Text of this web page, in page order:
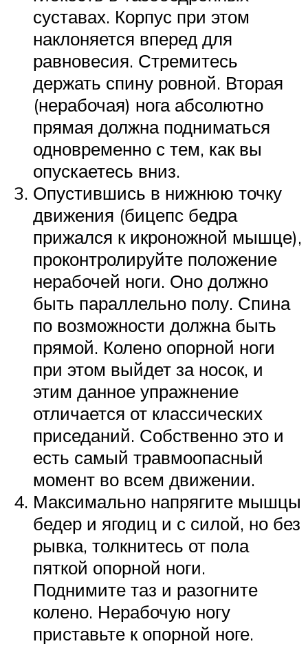
суставах. Корпус при этом
наклоняется вперед для
равновесия. Стремитесь
держать спину ровной. Вторая
(нерабочая) нога абсолютно
прямая должна подниматься
одновременно с тем, как вы
опускаетесь вниз.
Опустившись в нижнюю точку
движения (бицепс бедра
прижался к икроножной мышце),
проконтролируйте положение
нерабочей ноги. Оно должно
быть параллельно полу. Спина
по возможности должна быть
прямой. Колено опорной ноги
при этом выйдет за носок, и
этим данное упражнение
отличается от классических
приседаний. Собственно это и
есть самый травмоопасный
момент во всем движении.
Максимально напрягите мышцы
бедер и ягодиц и с силой, но без
рывка, толкнитесь от пола
пяткой опорной ноги.
Поднимите таз и разогните
колено. Нерабочую ногу
приставьте к опорной ноге.